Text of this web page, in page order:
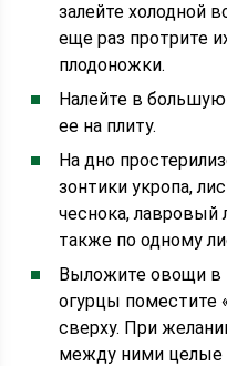
залейте холодной
еще раз протрите
плодоножки.
Налейте в
ее на плиту.
На дно
зонтики укропа,
чеснока,
также по одному
Выложите овощи в
огурцы поместите
сверху. При
между ними целые